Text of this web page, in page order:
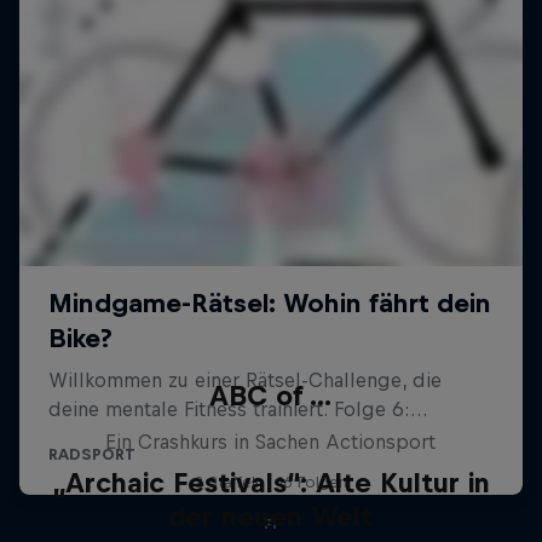
ABC of ...
Ein Crashkurs in Sachen Actionsport
2 Staffeln · 16 Folgen
F1
„Archaic Festivals“: Alte Kultur in
der neuen Welt